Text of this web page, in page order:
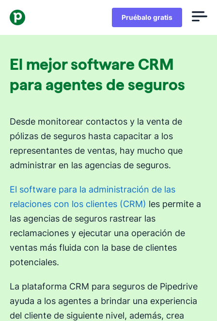
Pruébalo gratis
El mejor software CRM
para agentes de seguros
Desde monitorear contactos y la venta de
pólizas de seguros hasta capacitar a los
representantes de ventas, hay mucho que
administrar en las agencias de seguros.
El software para la administración de las
relaciones con los clientes (CRM) les permite a
las agencias de seguros rastrear las
reclamaciones y ejecutar una operación de
ventas más fluida con la base de clientes
potenciales.
La plataforma CRM para seguros de Pipedrive
ayuda a los agentes a brindar una experiencia
del cliente de siguiente nivel, además, crea